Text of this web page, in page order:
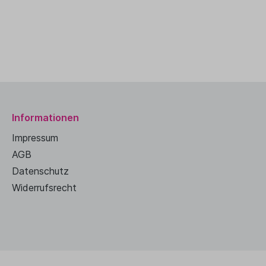
Informationen
Impressum
AGB
Datenschutz
Widerrufsrecht